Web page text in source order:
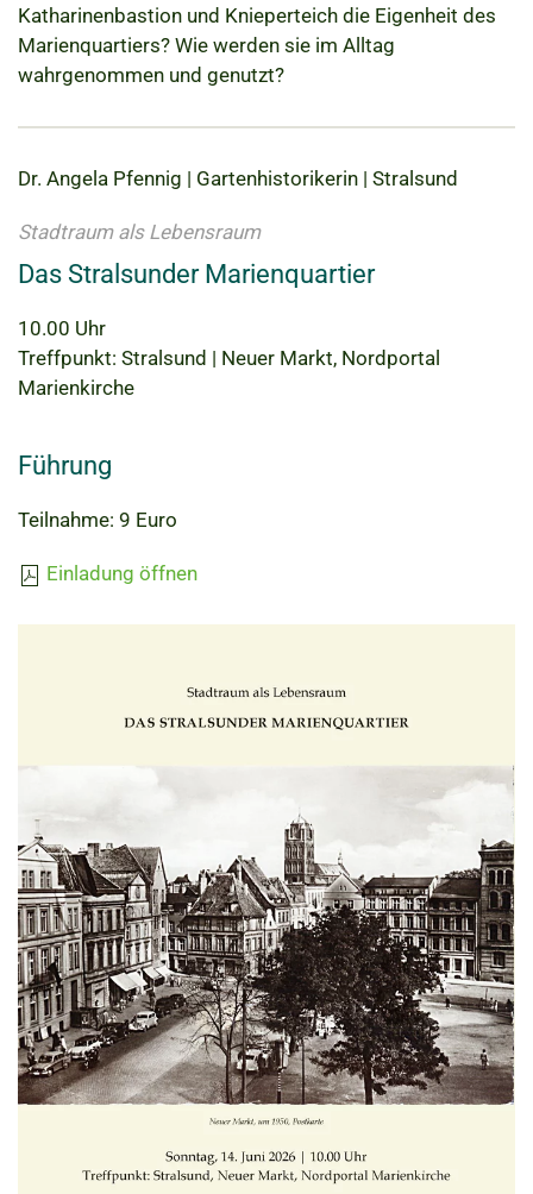
Katharinenbastion und Knieperteich die Eigenheit des
Marienquartiers? Wie werden sie im Alltag
wahrgenommen und genutzt?
Dr. Angela Pfennig | Gartenhistorikerin | Stralsund
Stadtraum als Lebensraum
Das Stralsunder Marienquartier
10.00 Uhr
Treffpunkt: Stralsund | Neuer Markt, Nordportal
Marienkirche
Führung
Teilnahme: 9 Euro
Einladung öffnen